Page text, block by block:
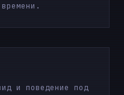
и поведение под